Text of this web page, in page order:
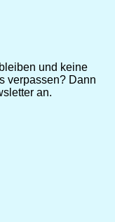
und keine
verpassen? Dann
an.